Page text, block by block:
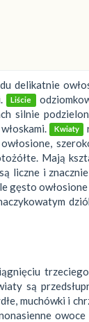
delikatnie
Liście
silnie
Kwiaty
Mają
liczne i
gęsto owłosione
są
muchówki i